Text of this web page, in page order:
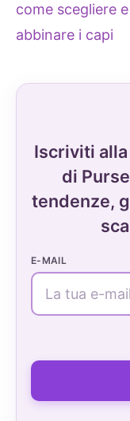
come scegliere e
abbinare i capi
Iscriviti
di
tendenze,
E-MAIL